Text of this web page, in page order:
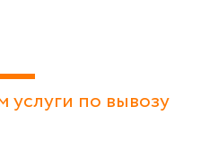
услуги по вывозу